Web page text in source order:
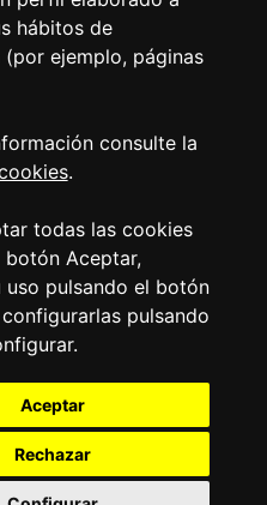
hábitos de
(por ejemplo, páginas
consulte la
.
todas las cookies
botón Aceptar,
uso pulsando el botón
pulsando
Aceptar
Rechazar